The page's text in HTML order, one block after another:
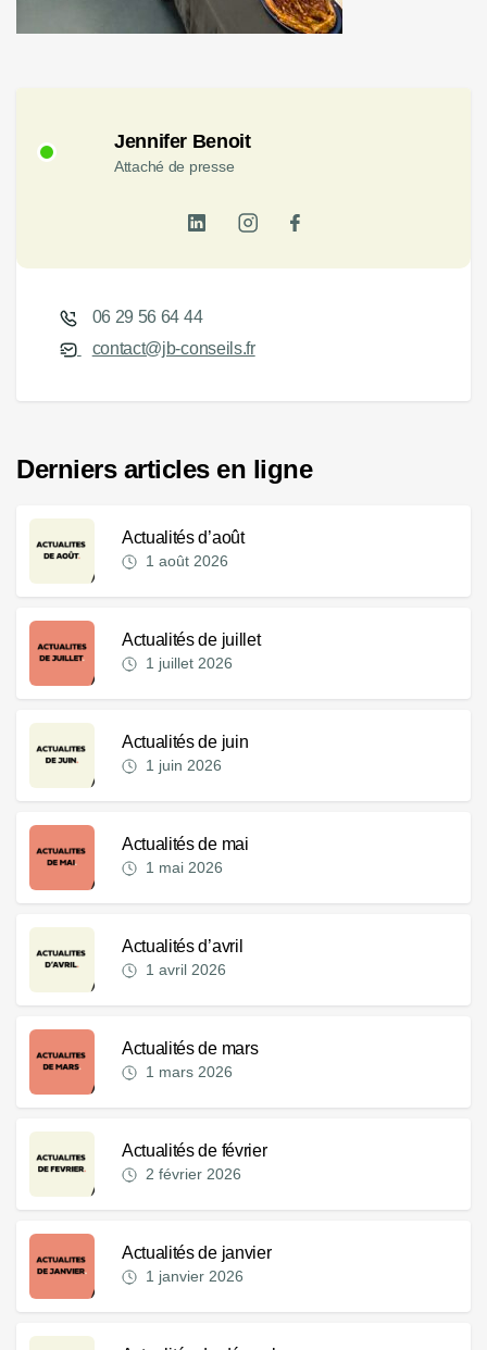
Jennifer Benoit
Attaché de presse
06 29 56 64 44
contact@jb-conseils.fr
Derniers articles en ligne
Actualités d’août
1 août 2026
Actualités de juillet
1 juillet 2026
Actualités de juin
1 juin 2026
Actualités de mai
1 mai 2026
Actualités d’avril
1 avril 2026
Actualités de mars
1 mars 2026
Actualités de février
2 février 2026
Actualités de janvier
1 janvier 2026